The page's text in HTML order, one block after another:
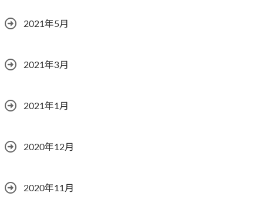
2021年5月
2021年3月
2021年1月
2020年12月
2020年11月